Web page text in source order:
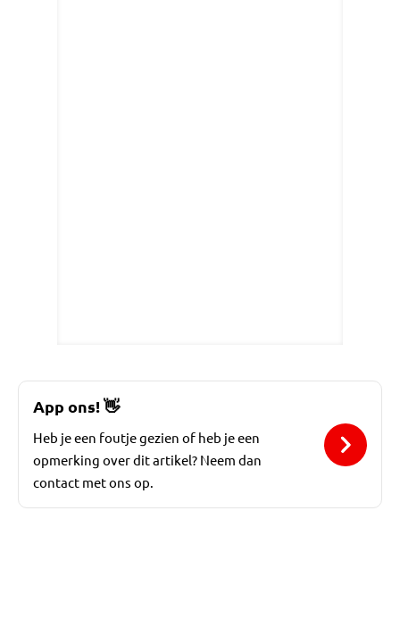
App ons!👋
Heb je een foutje gezien of heb je een
opmerking over dit artikel? Neem dan
contact met ons op.